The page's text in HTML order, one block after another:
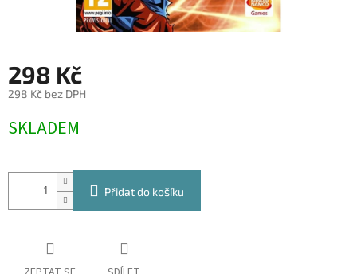
298 Kč
298 Kč bez DPH
cena:
SKLADEM
Přidat do košíku